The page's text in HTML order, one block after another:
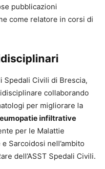
pubblicazioni
come relatore in corsi di
Spedali Civili di Brescia,
collaborando
per migliorare la
infiltrative
per le Malattie
Sarcoidosi nell’ambito
dell’ASST Spedali Civili.